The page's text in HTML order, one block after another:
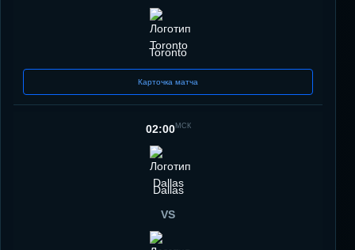
Toronto
Карточка матча
02:00МСК
Dallas
VS